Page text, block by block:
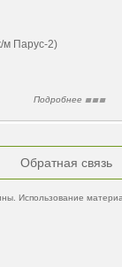
м Парус-2)
Подробнее
Обратная связь
Использование